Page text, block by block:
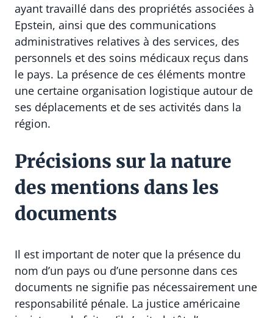
ayant travaillé dans des propriétés associées à
Epstein, ainsi que des communications
administratives relatives à des services, des
personnels et des soins médicaux reçus dans
le pays. La présence de ces éléments montre
une certaine organisation logistique autour de
ses déplacements et de ses activités dans la
région.
Précisions sur la nature
des mentions dans les
documents
Il est important de noter que la présence du
nom d’un pays ou d’une personne dans ces
documents ne signifie pas nécessairement une
responsabilité pénale. La justice américaine